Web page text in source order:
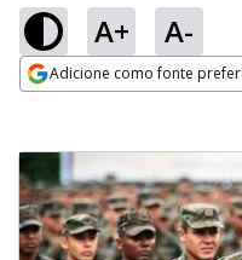
A+ A-
Adicione como fonte